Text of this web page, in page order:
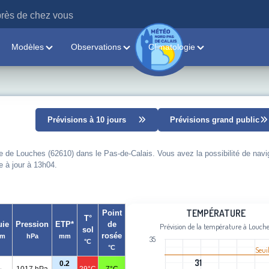
de chez vous
Modèles Observations Climatologie
Prévisions à 10 jours Prévisions grand public
Louches (62610) dans le Pas-de-Calais. Vous avez la possibilité de
à jour à 13h04.
Pression
hPa
ETP*
mm
T°
sol
°C
Point
de
rosée
°C
0.2
Line chart with 98 data points.
Prévision de la température à
View as data table, Température
TEMPÉRATURE
Prévision de la température à
31
31
35